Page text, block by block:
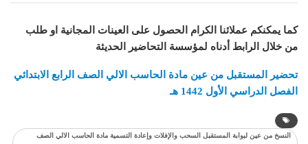
كما يمكنكم عملائنا الكرام الحصول على العينات المجانية او طلب
من خلال الرابط أدناه لمؤسسة التحاضير الحديثة
تحضير المستقبل من عين مادة الحاسب الالي الصف الرابع الابتدائي
الفصل الدراسي الأول 1442 هـ
النسخ من عين لبوابة المستقبل السحب والإفلات وإعادة التسمية مادة الحاسب الالي الصف